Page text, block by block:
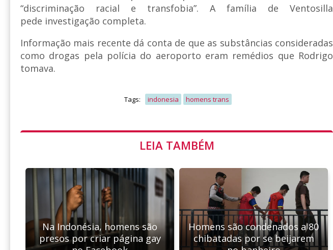
“discriminação racial e transfobia”. A família de Ventosilla
pede investigação completa.
Informação mais recente dá conta de que as substâncias consideradas
como drogas pela polícia do aeroporto eram remédios que Rodrigo
tomava.
Tags: indonesia homens trans
LEIA TAMBÉM
Na Indonésia, homens são
presos por criar página gay
Homens são condenados a 80
chibatadas por se beijarem